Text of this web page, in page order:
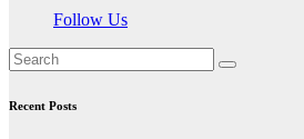
Follow Us
Recent Posts